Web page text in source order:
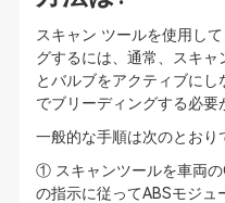
スキャン ツールを使用し
グするには、通常、スキ
とバルブをアクティブに
でブリーディングする必要
一般的な手順は次のとおり
① スキャンツールを車両
の指示に従ってABSモジュ